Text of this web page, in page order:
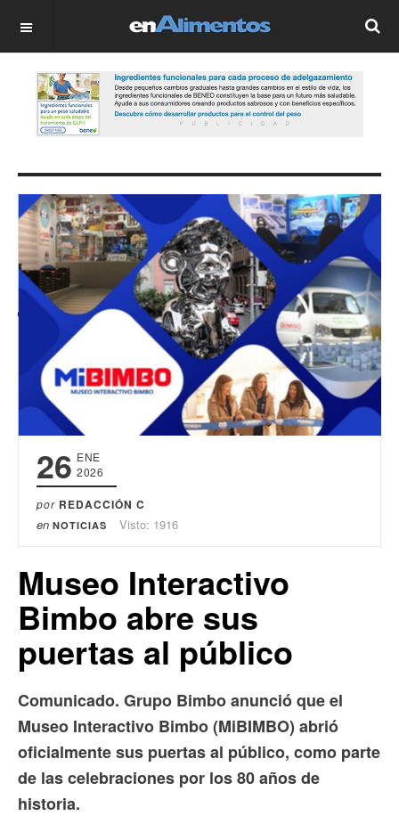
OFF CANVAS
26 ENE
2026
por REDACCIÓN C
en NOTICIAS Visto: 1916
Museo Interactivo
Bimbo abre sus
puertas al público
Comunicado. Grupo Bimbo anunció que el
Museo Interactivo Bimbo (MiBIMBO) abrió
oficialmente sus puertas al público, como parte
de las celebraciones por los 80 años de
historia.